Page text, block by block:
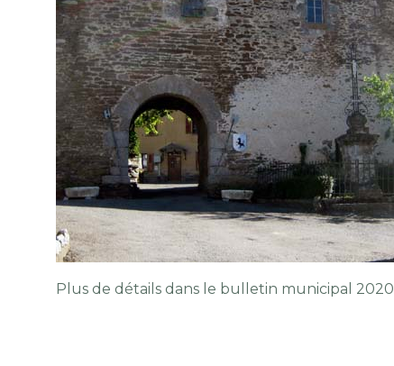
Plus de détails dans le bulletin municipal 2020